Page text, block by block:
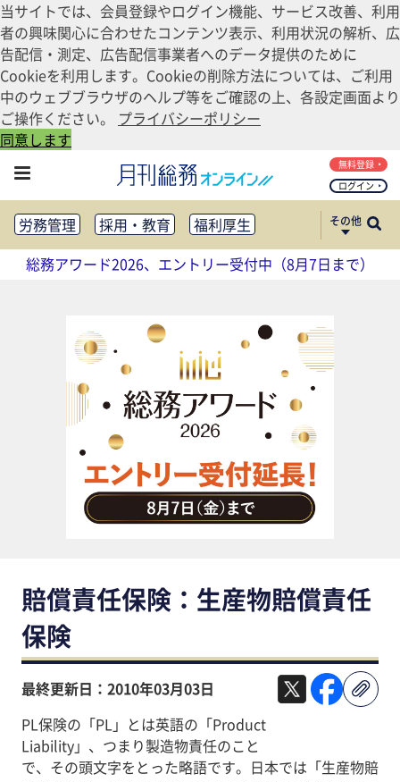
当サイトでは、会員登録やログイン機能、サービス改善、利用
者の興味関心に合わせたコンテンツ表示、利用状況の解析、広
告配信・測定、広告配信事業者へのデータ提供のために
Cookieを利用します。Cookieの削除方法については、ご利用
中のウェブブラウザのヘルプ等をご確認の上、各設定画面より
ご操作ください。 プライバシーポリシー
同意します
ログイン
無料登録
労務管理 採用・教育
福利厚生
健康経営
働き方改革
法務・コンプライアンス
社外・社内広報
社外・社内コミュニケーション活性化
FM・オフィス移転
CSR・SDGs
テクノロジー活用・DX
助成金・補助金・コスト削減
アウトソーシング・BPO
調査・レポート
その他
総務アワード2026、エントリー受付中（8月7日まで）
賠償責任保険：生産物賠償責任
保険
最終更新日：2010年03月03日
PL保険の「PL」とは英語の「Product
Liability」、つまり製造物責任のこと
で、その頭文字をとった略語です。日本では「生産物賠